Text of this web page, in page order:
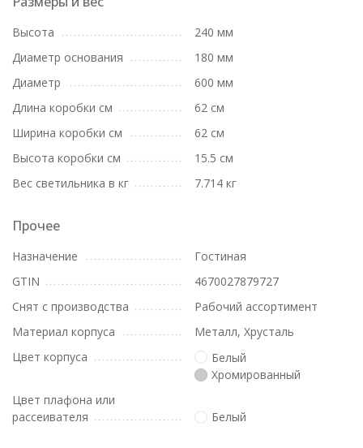
Высота
240 мм
Диаметр основания
180 мм
Диаметр
600 мм
Длина коробки см
62 см
Ширина коробки см
62 см
Высота коробки см
15.5 см
Вес светильника в кг
7.714 кг
Прочее
Назначение
Гостиная
GTIN
4670027879727
Снят с производства
Рабочий ассортимент
Материал корпуса
Металл, Хрусталь
Цвет корпуса
Белый
Хромированный
Цвет плафона или
рассеивателя
Белый